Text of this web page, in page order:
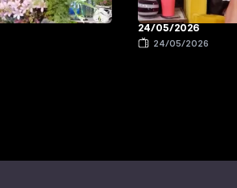
24/05/2026
24/05/2026